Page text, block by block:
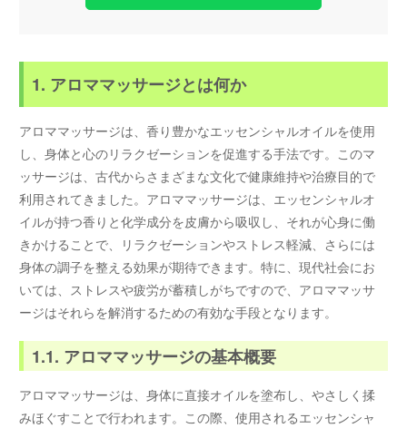
1. アロママッサージとは何か
アロママッサージは、香り豊かなエッセンシャルオイルを使用
し、身体と心のリラクゼーションを促進する手法です。このマ
ッサージは、古代からさまざまな文化で健康維持や治療目的で
利用されてきました。アロママッサージは、エッセンシャルオ
イルが持つ香りと化学成分を皮膚から吸収し、それが心身に働
きかけることで、リラクゼーションやストレス軽減、さらには
身体の調子を整える効果が期待できます。特に、現代社会にお
いては、ストレスや疲労が蓄積しがちですので、アロママッサ
ージはそれらを解消するための有効な手段となります。
1.1. アロママッサージの基本概要
アロママッサージは、身体に直接オイルを塗布し、やさしく揉
みほぐすことで行われます。この際、使用されるエッセンシャ